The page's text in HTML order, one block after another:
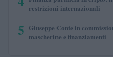
restrizioni internazionali
5 Giuseppe Conte in
mascherine e finanziamenti